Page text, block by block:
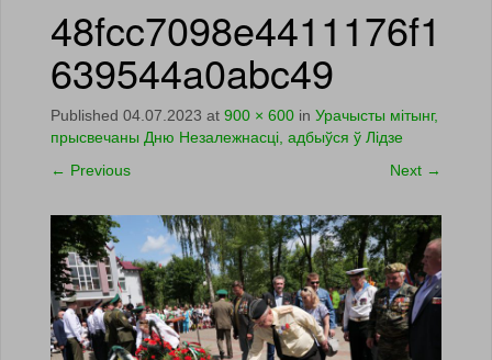
48fcc7098e4411176f1
639544a0abc49
Published 04.07.2023 at 900 × 600 in Урачысты мiтынг,
прысвечаны Дню Незалежнасцi, адбыўся ў Лiдзе
← Previous Next →